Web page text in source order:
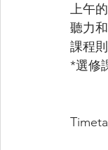
上午
聽力
課程
*選修